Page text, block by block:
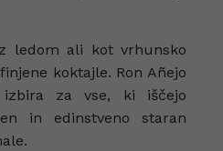
ledom ali kot vrhunsko
koktajle. Ron Añejo
izbira za vse, ki iščejo
in edinstveno staran